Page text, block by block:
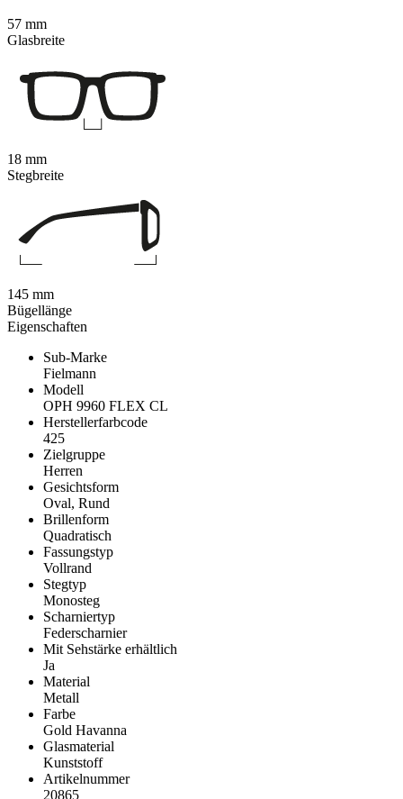
Eigenschaften
Sub-Marke
Fielmann
Modell
OPH 9960 FLEX CL
Herstellerfarbcode
425
Zielgruppe
Herren
Gesichtsform
Oval, Rund
Brillenform
Quadratisch
Fassungstyp
Vollrand
Stegtyp
Monosteg
Scharniertyp
Federscharnier
Mit Sehstärke erhältlich
Ja
Material
Metall
Farbe
Gold Havanna
Glasmaterial
Kunststoff
Artikelnummer
20865
57 mm
Glasbreite
18 mm
Stegbreite
145 mm
Bügellänge